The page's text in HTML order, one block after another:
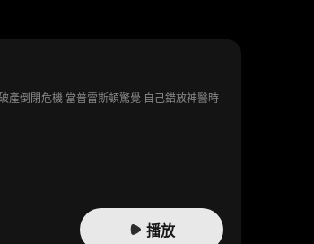
產倒閉危機 當普雷斯頓驚覺 自己錯放神醫時
播放